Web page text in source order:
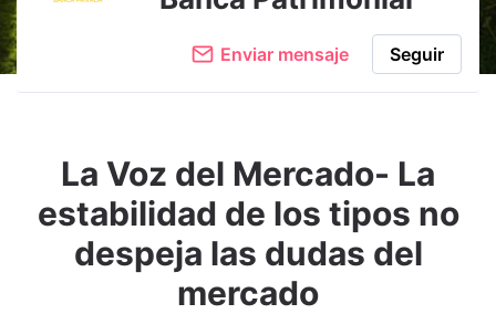
Enviar mensaje Seguir
La Voz del Mercado- La
estabilidad de los tipos no
despeja las dudas del
mercado